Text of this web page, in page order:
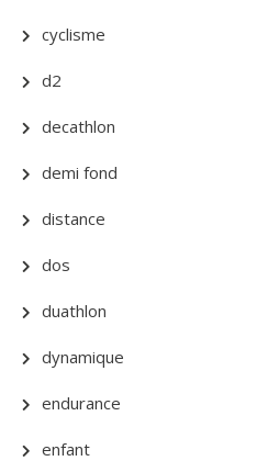
cyclisme
d2
decathlon
demi fond
distance
dos
duathlon
dynamique
endurance
enfant